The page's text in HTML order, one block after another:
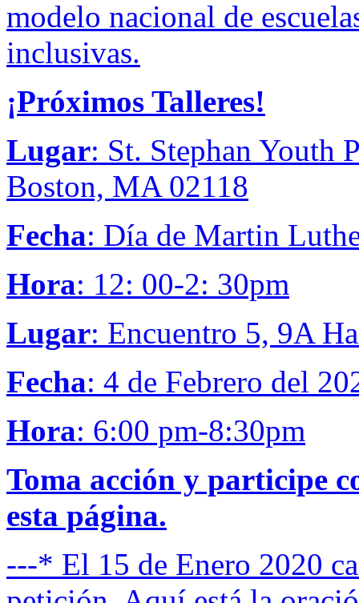
modelo nacional de
inclusivas.
¡Próximos Talleres!
Lugar: St. Stephan Youth
Boston, MA 02118
Fecha: Día de Martin
Hora: 12: 00-2: 30pm
Lugar: Encuentro 5, 9A
Fecha: 4 de Febrero del
Hora: 6:00 pm-8:30pm
Toma acción y participe
esta página.
---* El 15 de Enero 2020